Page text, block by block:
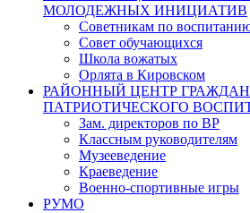
МОЛОДЕЖНЫХ ИНИЦИАТИВ
Советникам по
Совет обучающихся
Школа вожатых
Орлята в Кировском
РАЙОННЫЙ ЦЕНТР
ПАТРИОТИЧЕСКОГО
Зам. директоров по ВР
Классным руководителям
Музееведение
Краеведение
Военно-спортивные игры
РУМО